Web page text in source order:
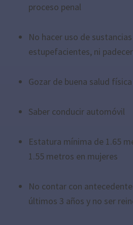
proceso penal
No hacer uso de
estupefacientes, ni
Gozar de buena salud
Saber conducir automóvil
Estatura mínima de 1.65
1.55 metros en mujeres
No contar con
últimos 3 años y no ser